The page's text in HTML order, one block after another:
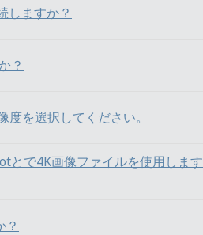
しますか？
？
を選択してください。
とで4K画像ファイルを使用します
？